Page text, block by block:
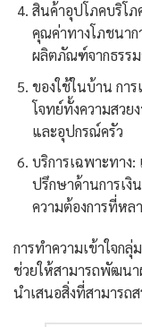
สินค้าอุปโภคบริโ
คุณค่าทางโภชนา
ผลิตภัณฑ์จากธรร
ของใช้ในบ้าน กา
โจทย์ทั้งความสวย
และอุปกรณ์ครัว
บริการเฉพาะทาง
ปรึกษาด้านการเงิ
ความต้องการที่หล
การทำความเข้าใจก
ช่วยให้สามารถพัฒน
นำเสนอสิ่งที่สามารถ